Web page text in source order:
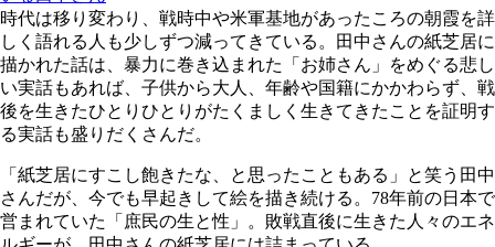
時代は移り変わり、戦時中や米軍基地があったころの朝霞を詳
しく語れる人も少しずつ減ってきている。田中さんの紙芝居に
描かれた話は、暴力に巻き込まれた「お姉さん」をめぐる悲し
い実話もあれば、子供から大人、年齢や国籍にかかわらず、戦
後を生きたひとりひとりがたくましく生きてきたことを証明す
る実話も盛りだくさんだ。
「紙芝居にすこし飽きたな、と思ったこともある」と笑う田中
さんだが、今でも早起きして絵を描き続ける。78年前の日本で
営まれていた「庶民の生と性」。敗戦直後に生きた人々のエネ